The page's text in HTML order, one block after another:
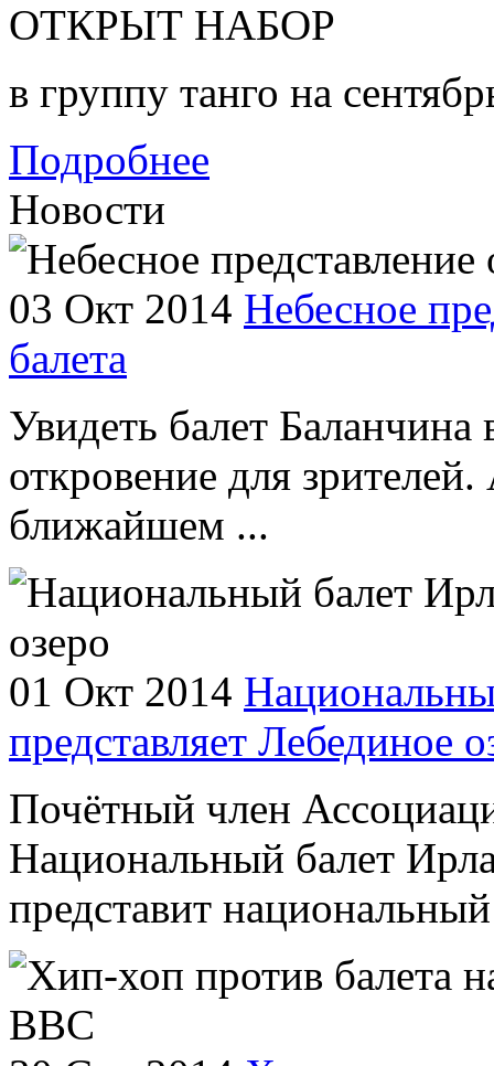
ОТКРЫТ НАБОР
в группу танго на
Подробнее
Новости
03 Окт 2014 Небесное
балета
Увидеть балет
откровение для
ближайшем ...
01 Окт 2014
представляет Лебединое
Почётный член
Национальный балет
представит